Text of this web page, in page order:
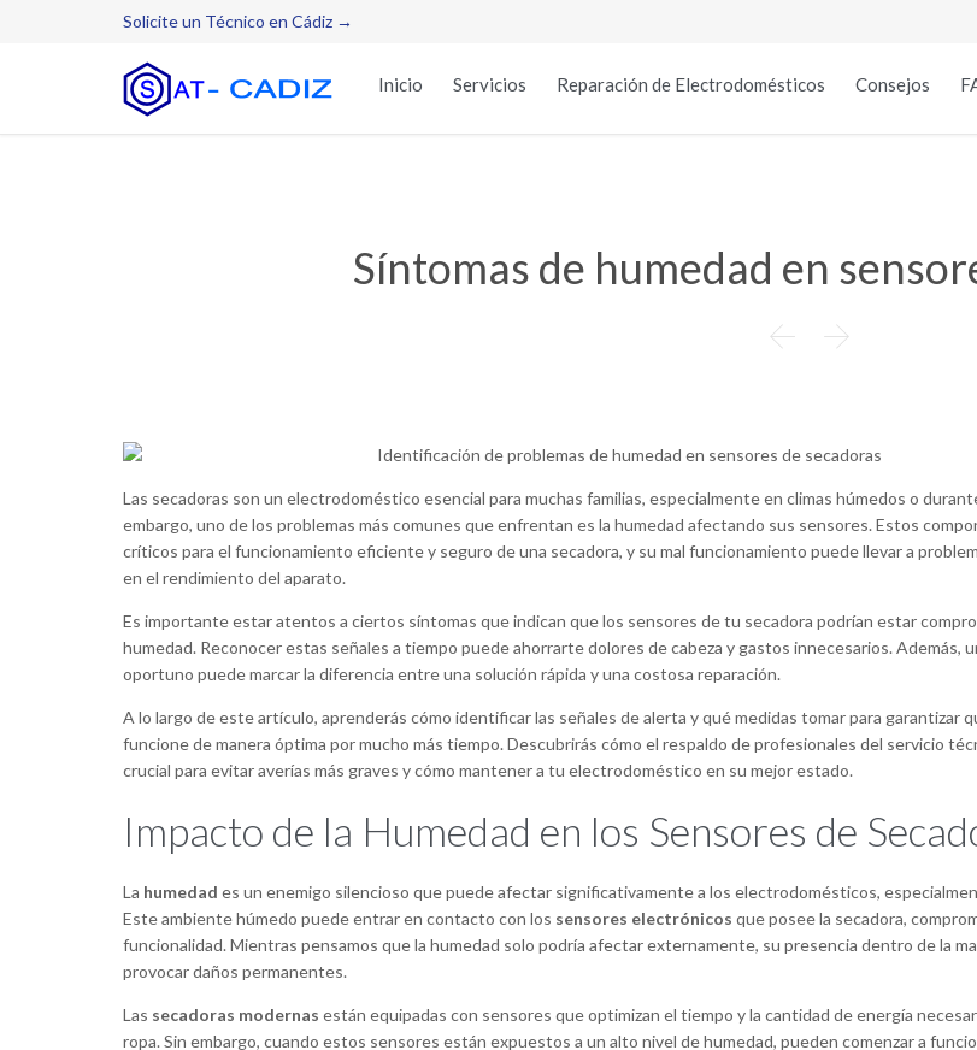
Solicite un Técnico en Cádiz →
Inicio Servicios Reparación de Electrodomésticos Consejos
Síntomas de humedad en
 
Las secadoras son un electrodoméstico esencial para muchas familias, especialmente en climas húmedos o
embargo, uno de los problemas más comunes que enfrentan es la humedad afectando sus sensores. Estos
críticos para el funcionamiento eficiente y seguro de una secadora, y su mal funcionamiento puede llevar a
en el rendimiento del aparato.
Es importante estar atentos a ciertos síntomas que indican que los sensores de tu secadora podrían estar
humedad. Reconocer estas señales a tiempo puede ahorrarte dolores de cabeza y gastos innecesarios. Además,
oportuno puede marcar la diferencia entre una solución rápida y una costosa reparación.
A lo largo de este artículo, aprenderás cómo identificar las señales de alerta y qué medidas tomar para garantizar
funcione de manera óptima por mucho más tiempo. Descubrirás cómo el respaldo de profesionales del servicio
crucial para evitar averías más graves y cómo mantener a tu electrodoméstico en su mejor estado.
Impacto de la Humedad en los Sensores de
La humedad es un enemigo silencioso que puede afectar significativamente a los electrodomésticos,
Este ambiente húmedo puede entrar en contacto con los sensores electrónicos que posee la secadora,
funcionalidad. Mientras pensamos que la humedad solo podría afectar externamente, su presencia dentro de la
provocar daños permanentes.
Las secadoras modernas están equipadas con sensores que optimizan el tiempo y la cantidad de energía
ropa. Sin embargo, cuando estos sensores están expuestos a un alto nivel de humedad, pueden comenzar a